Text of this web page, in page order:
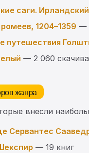
саги.
1204–1359 —
путешествия
— 2 060
жанра
внесли
Сервантес
— 19 книг